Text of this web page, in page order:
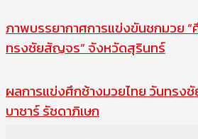
ภาพบรรยากาศการแข่งขันชกมวย “
ทรงชัยสัญจร” จังหวัดสุรินทร์
ผลการแข่งศึกช้างมวยไทย วันทรง
บาซาร์ รัชดาภิเษก